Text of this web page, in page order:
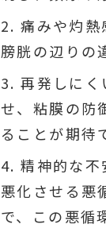
痛みや灼熱
膀胱の辺りの
再発しに
せ、粘膜の防
ることが期待
精神的な
悪化させる悪
で、この悪循